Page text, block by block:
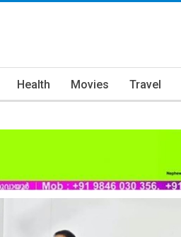
Health Movies Travel